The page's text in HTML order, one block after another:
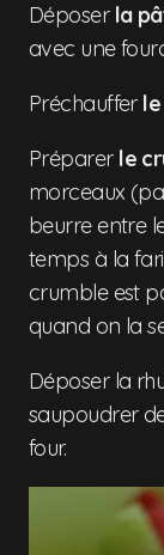
Déposer la
avec une
Préchauffer
Préparer le
morceaux
beurre entre
temps à la
crumble est
quand on la
Déposer la
saupoudrer
four.